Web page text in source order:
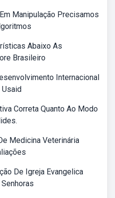
Manipulação Precisamos
Abaixo As
Brasileiro
Internacional
Usaid
Correta Quanto Ao Modo
Medicina Veterinária
De Igreja Evangelica